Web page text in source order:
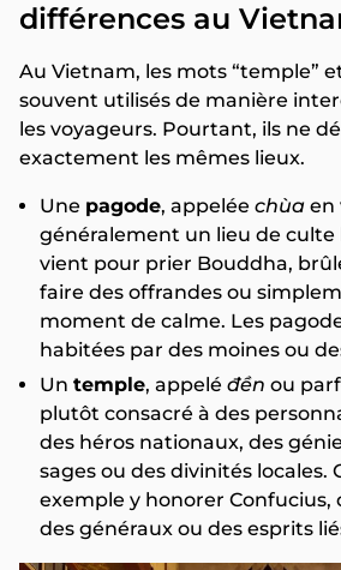
différences au
Au Vietnam, les mots “temple”
souvent utilisés de manière
les voyageurs. Pourtant, ils ne
exactement les mêmes lieux.
Une pagode, appelée chùa en
généralement un lieu de culte
vient pour prier Bouddha,
faire des offrandes ou
moment de calme. Les
habitées par des moines ou
Un temple, appelé đền ou
plutôt consacré à des
des héros nationaux, des
sages ou des divinités locales.
exemple y honorer Confucius,
des généraux ou des esprits